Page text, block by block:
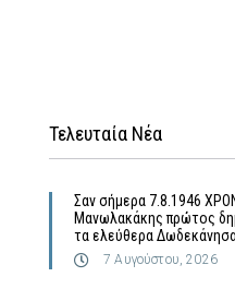
Τελευταία Νέα
Σαν σήμερα 7.8.1946
Μανωλακάκης πρώτος
τα ελεύθερα
7 Αυγούστου, 2026